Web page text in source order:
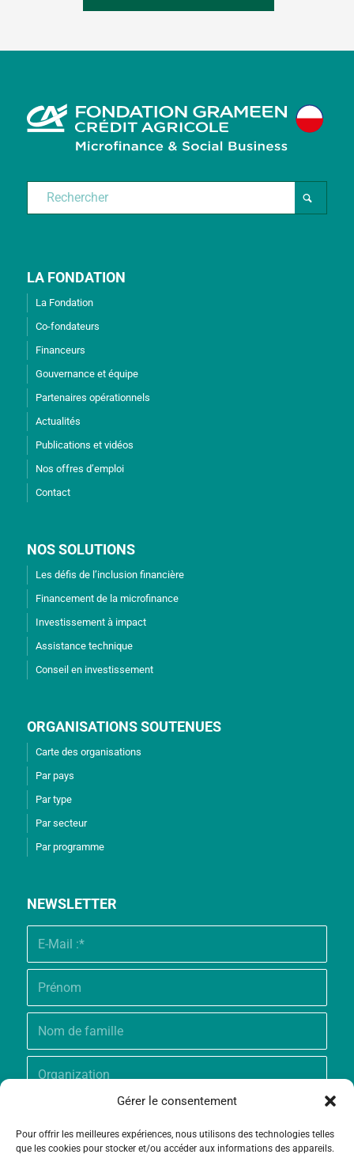
Gérer le consentement
Pour offrir les meilleures expériences, nous utilisons des technologies telles
que les cookies pour stocker et/ou accéder aux informations des appareils.
LA FONDATION
La Fondation
Co-fondateurs
Financeurs
Gouvernance et équipe
Partenaires opérationnels
Actualités
Publications et vidéos
Nos offres d’emploi
Contact
NOS SOLUTIONS
Les défis de l’inclusion financière
Financement de la microfinance
Investissement à impact
Assistance technique
Conseil en investissement
ORGANISATIONS SOUTENUES
Carte des organisations
Par pays
Par type
Par secteur
Par programme
NEWSLETTER